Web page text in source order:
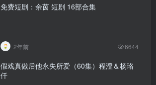
免费短剧：余茵 短剧 16部合集
2年前 6644
假戏真做后他永失所爱（60集）程澄＆杨珞
仟